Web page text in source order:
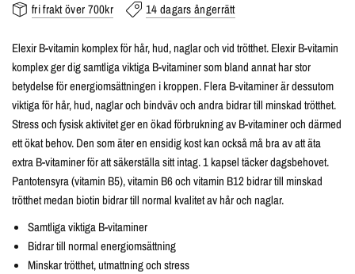
fri frakt över 700kr 14 dagars ångerrätt
Elexir B-vitamin komplex för hår, hud, naglar och vid trötthet. Elexir B-vitamin
komplex ger dig samtliga viktiga B-vitaminer som bland annat har stor
betydelse för energiomsättningen i kroppen. Flera B-vitaminer är dessutom
viktiga för hår, hud, naglar och bindväv och andra bidrar till minskad trötthet.
Stress och fysisk aktivitet ger en ökad förbrukning av B-vitaminer och därmed
ett ökat behov. Den som äter en ensidig kost kan också må bra av att äta
extra B-vitaminer för att säkerställa sitt intag. 1 kapsel täcker dagsbehovet.
Pantotensyra (vitamin B5), vitamin B6 och vitamin B12 bidrar till minskad
trötthet medan biotin bidrar till normal kvalitet av hår och naglar.
Samtliga viktiga B-vitaminer
Bidrar till normal energiomsättning
Minskar trötthet, utmattning och stress